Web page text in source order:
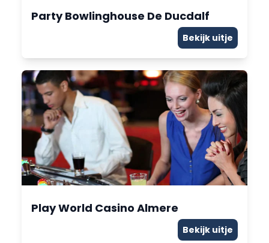
Party Bowlinghouse De Ducdalf
Bekijk uitje
Play World Casino Almere
Bekijk uitje